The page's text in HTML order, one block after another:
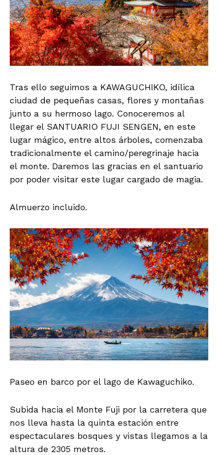
Tras ello seguimos a KAWAGUCHIKO, idílica
ciudad de pequeñas casas, flores y montañas
junto a su hermoso lago. Conoceremos al
llegar el SANTUARIO FUJI SENGEN, en este
lugar mágico, entre altos árboles, comenzaba
tradicionalmente el camino/peregrinaje hacia
el monte. Daremos las gracias en el santuario
por poder visitar este lugar cargado de magia.
Almuerzo incluido.
Paseo en barco por el lago de Kawaguchiko.
Subida hacia el Monte Fuji por la carretera que
nos lleva hasta la quinta estación entre
espectaculares bosques y vistas llegamos a la
altura de 2305 metros.